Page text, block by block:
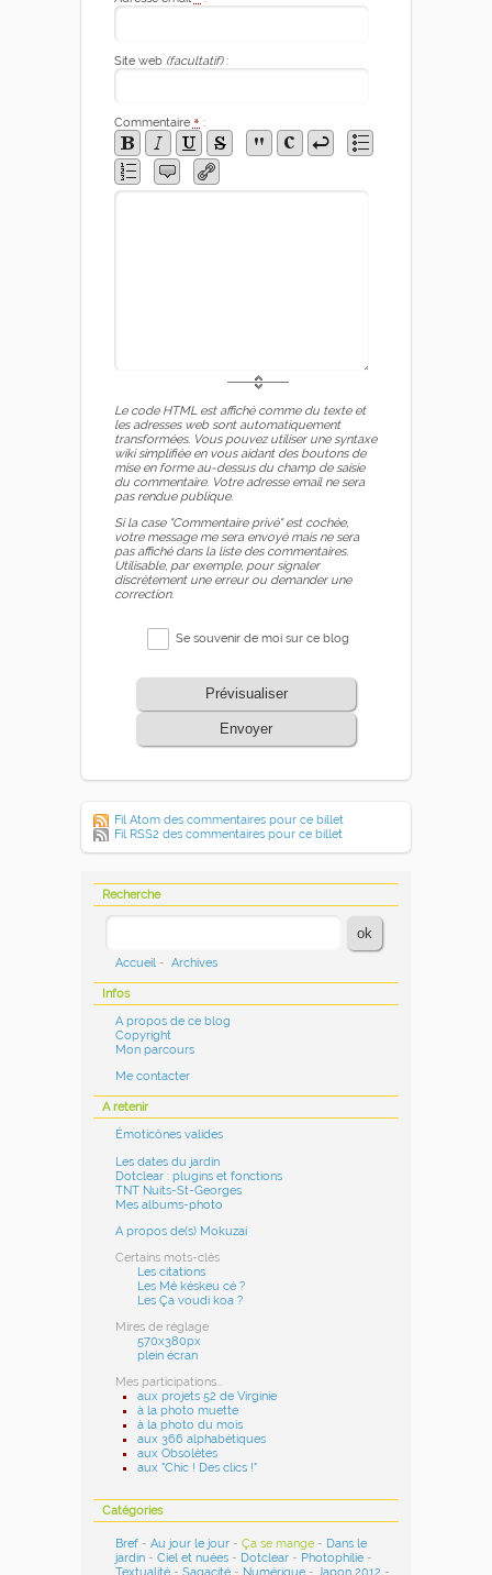
Site web (facultatif):
Commentaire * :
Le code HTML est affiché comme du texte et
les adresses web sont automatiquement
transformées. Vous pouvez utiliser une syntaxe
wiki simplifiée en vous aidant des boutons de
mise en forme au-dessus du champ de saisie
du commentaire. Votre adresse email ne sera
pas rendue publique.
Si la case "Commentaire privé" est cochée,
votre message me sera envoyé mais ne sera
pas affiché dans la liste des commentaires.
Utilisable, par exemple, pour signaler
discrètement une erreur ou demander une
correction.
Se souvenir de moi sur ce blog
Prévisualiser
Envoyer
Fil Atom des commentaires pour ce billet
Fil RSS2 des commentaires pour ce billet
Recherche
Accueil - Archives
Infos
A propos de ce blog
Copyright
Mon parcours
Me contacter
A retenir
Émoticônes valides
Les dates du jardin
Dotclear : plugins et fonctions
TNT Nuits-St-Georges
Mes albums-photo
A propos de(s) Mokuzai
Certains mots-clés
Les citations
Les Mé késkeu cé ?
Les Ça voudi koa ?
Mires de réglage
570x380px
plein écran
Mes participations...
aux projets 52 de Virginie
à la photo muette
à la photo du mois
aux 366 alphabétiques
aux Obsolètes
aux "Chic ! Des clics !"
Catégories
Bref -Au jour le jour -Ça se mange - Dans le
jardin -Ciel et nuées - Dotclear - Photophilie -